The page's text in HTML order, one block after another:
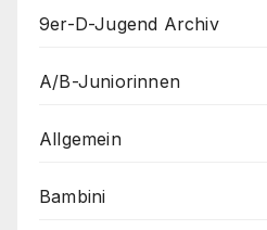
9er-D-Jugend Archiv
A/B-Juniorinnen
Allgemein
Bambini